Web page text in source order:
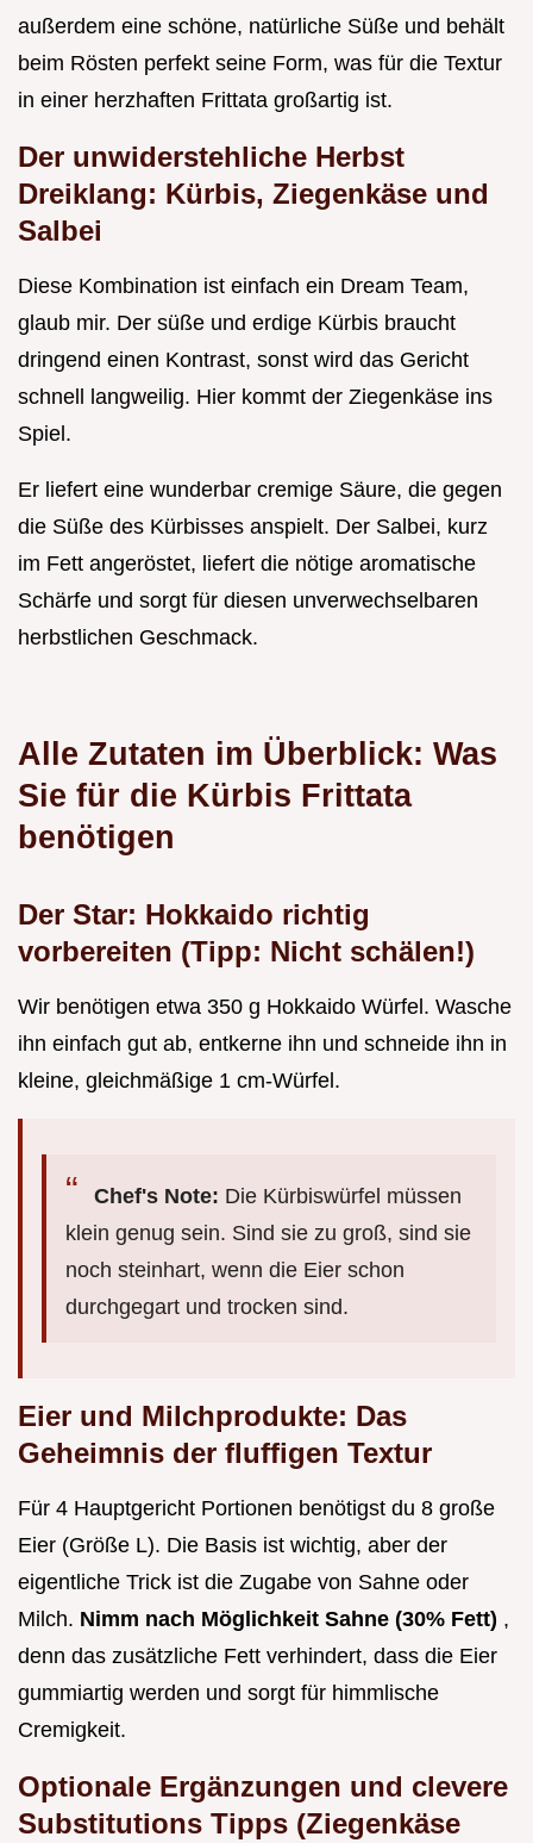
außerdem eine schöne, natürliche Süße und behält
beim Rösten perfekt seine Form, was für die Textur
in einer herzhaften Frittata großartig ist.
Der unwiderstehliche Herbst
Dreiklang: Kürbis, Ziegenkäse und
Salbei
Diese Kombination ist einfach ein Dream Team,
glaub mir. Der süße und erdige Kürbis braucht
dringend einen Kontrast, sonst wird das Gericht
schnell langweilig. Hier kommt der Ziegenkäse ins
Spiel.
Er liefert eine wunderbar cremige Säure, die gegen
die Süße des Kürbisses anspielt. Der Salbei, kurz
im Fett angeröstet, liefert die nötige aromatische
Schärfe und sorgt für diesen unverwechselbaren
herbstlichen Geschmack.
Alle Zutaten im Überblick: Was
Sie für die Kürbis Frittata
benötigen
Der Star: Hokkaido richtig
vorbereiten (Tipp: Nicht schälen!)
Wir benötigen etwa 350 g Hokkaido Würfel. Wasche
ihn einfach gut ab, entkerne ihn und schneide ihn in
kleine, gleichmäßige 1 cm-Würfel.
Chef's Note: Die Kürbiswürfel müssen
klein genug sein. Sind sie zu groß, sind sie
noch steinhart, wenn die Eier schon
durchgegart und trocken sind.
Eier und Milchprodukte: Das
Geheimnis der fluffigen Textur
Für 4 Hauptgericht Portionen benötigst du 8 große
Eier (Größe L). Die Basis ist wichtig, aber der
eigentliche Trick ist die Zugabe von Sahne oder
Milch. Nimm nach Möglichkeit Sahne (30% Fett) ,
denn das zusätzliche Fett verhindert, dass die Eier
gummiartig werden und sorgt für himmlische
Cremigkeit.
Optionale Ergänzungen und clevere
Substitutions Tipps (Ziegenkäse